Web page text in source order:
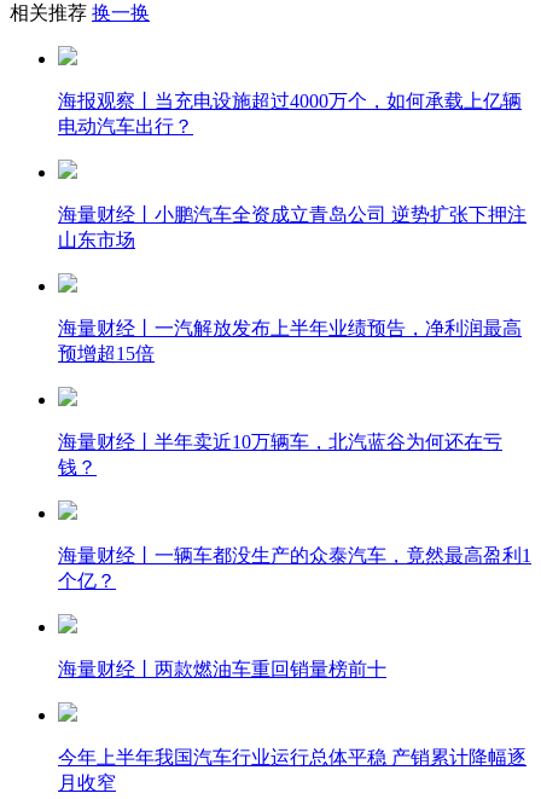
相关推荐 换一换
海报观察丨当充电设施超过4000万个，如何承载上亿辆
电动汽车出行？
海量财经丨小鹏汽车全资成立青岛公司 逆势扩张下押注
山东市场
海量财经丨一汽解放发布上半年业绩预告，净利润最高
预增超15倍
海量财经丨半年卖近10万辆车，北汽蓝谷为何还在亏
钱？
海量财经丨一辆车都没生产的众泰汽车，竟然最高盈利1
个亿？
海量财经丨两款燃油车重回销量榜前十
今年上半年我国汽车行业运行总体平稳 产销累计降幅逐
月收窄